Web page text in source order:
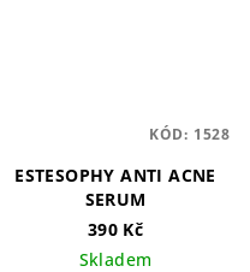
ESTESOPHY ANTI ACNE
SERUM
390 Kč
Skladem
KÓD: 1528